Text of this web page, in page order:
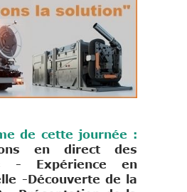
de cette journée :
en direct des
- Expérience en
-Découverte de la